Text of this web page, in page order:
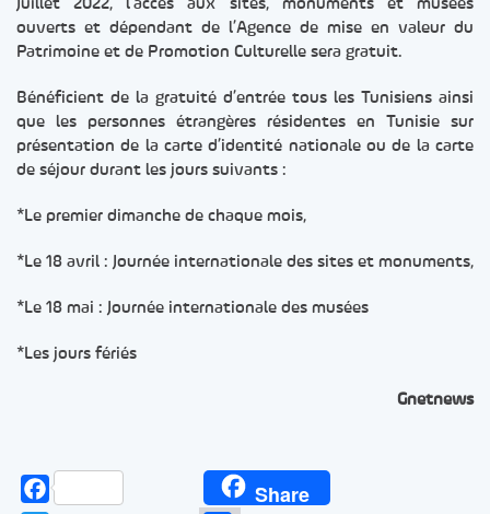
Juillet 2022, l’accès aux sites, monuments et musées
ouverts et dépendant de l’Agence de mise en valeur du
Patrimoine et de Promotion Culturelle sera gratuit.
Bénéficient de la gratuité d’entrée tous les Tunisiens ainsi
que les personnes étrangères résidentes en Tunisie sur
présentation de la carte d’identité nationale ou de la carte
de séjour durant les jours suivants :
*Le premier dimanche de chaque mois,
*Le 18 avril : Journée internationale des sites et monuments,
*Le 18 mai : Journée internationale des musées
*Les jours fériés
Gnetnews
Facebook Share